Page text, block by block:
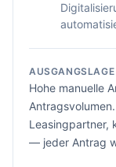
AUSGANGSLAGE
Hohe manuelle
Leasingpartner,
— jeder Antrag